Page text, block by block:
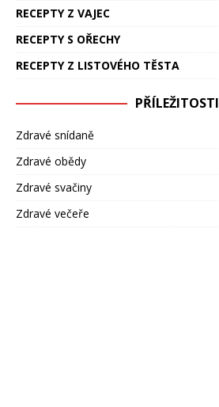
RECEPTY Z VAJEC
RECEPTY S OŘECHY
RECEPTY Z LISTOVÉHO TĚSTA
PŘÍLEŽITOSTI
Zdravé snídaně
Zdravé obědy
Zdravé svačiny
Zdravé večeře